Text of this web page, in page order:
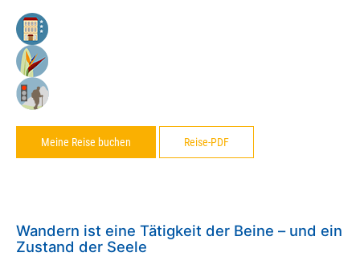
Meine Reise buchen Reise-PDF
Wandern ist eine Tätigkeit der Beine – und ein
Zustand der Seele